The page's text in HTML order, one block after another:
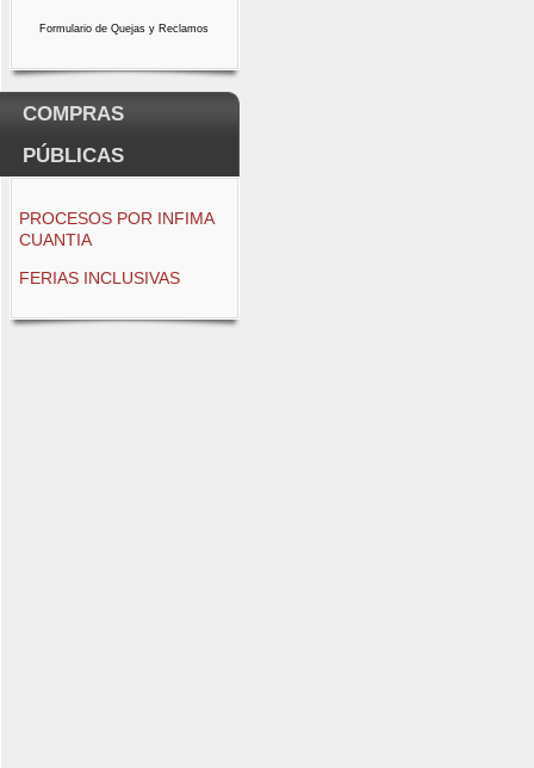
Formulario de Quejas y Reclamos
COMPRAS
PÚBLICAS
PROCESOS POR INFIMA
CUANTIA
FERIAS INCLUSIVAS